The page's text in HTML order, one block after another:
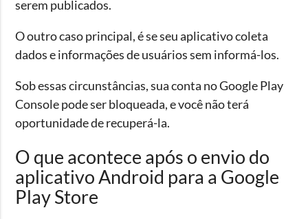
serem publicados.
O outro caso principal, é se seu aplicativo coleta
dados e informações de usuários sem informá-los.
Sob essas circunstâncias, sua conta no Google Play
Console pode ser bloqueada, e você não terá
oportunidade de recuperá-la.
O que acontece após o envio do
aplicativo Android para a Google
Play Store